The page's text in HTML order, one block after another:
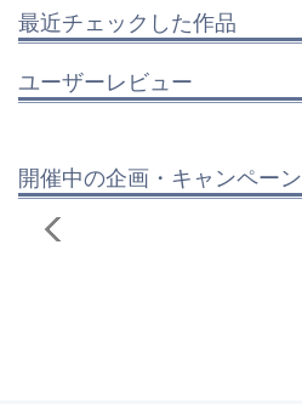
最近チェックした作品
ユーザーレビュー
開催中の企画・キャンペーン